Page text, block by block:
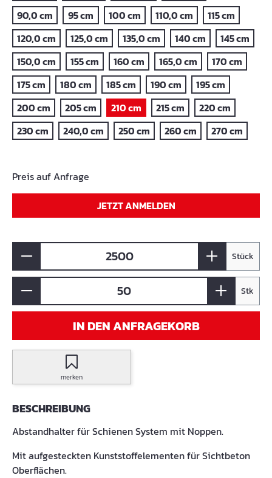
90,0 cm
95 cm 100 cm 110,0 cm
115 cm
120,0 cm
125,0 cm 135,0 cm 140 cm
145 cm
150,0 cm
155 cm 160 cm 165,0 cm
170 cm
175 cm
180 cm 185 cm 190 cm
195 cm
200 cm
205 cm 210 cm 215 cm
220 cm
230 cm
240,0 cm 250 cm 260 cm 270 cm
Preis auf Anfrage
JETZT ANMELDEN
Stück
Stk
IN DEN ANFRAGEKORB
merken
BESCHREIBUNG
Abstandhalter für Schienen System mit Noppen.
Mit aufgesteckten Kunststoffelementen für Sichtbeton
Oberflächen.